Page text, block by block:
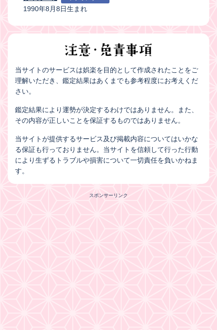
1990年8月8日生まれ
当サイトのサービスは娯楽を目的として作成されたことをご
理解いただき、鑑定結果はあくまでも参考程度にお考えくだ
さい。
鑑定結果により運勢が決定するわけではありません。また、
その内容が正しいことを保証するものではありません。
当サイトが提供するサービス及び掲載内容についてはいかな
る保証も行っておりません。当サイトを信頼して行った行動
により生ずるトラブルや損害について一切責任を負いかねま
す。
スポンサーリンク